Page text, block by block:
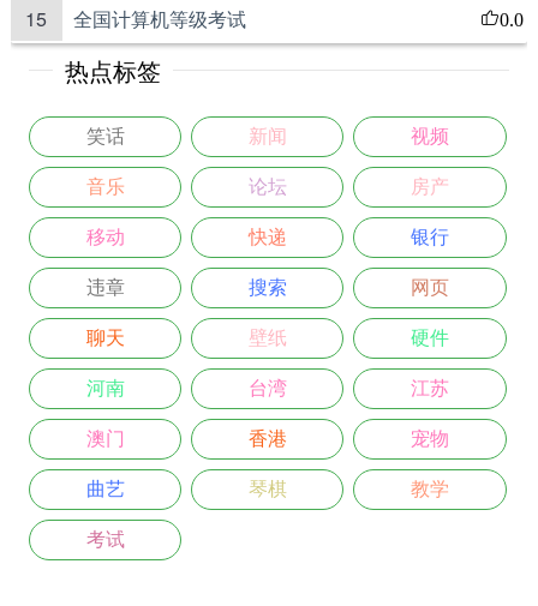
15 全国计算机等级考试 0.0
热点标签
笑话 新闻 视频
音乐 论坛 房产
移动 快递 银行
违章 搜索 网页
聊天 壁纸 硬件
河南 台湾 江苏
澳门 香港 宠物
曲艺 琴棋 教学
考试